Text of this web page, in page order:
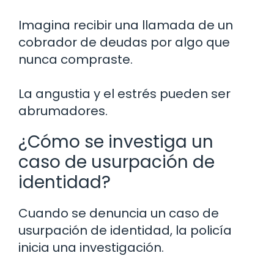
Imagina recibir una llamada de un
cobrador de deudas por algo que
nunca compraste.
La angustia y el estrés pueden ser
abrumadores.
¿Cómo se investiga un
caso de usurpación de
identidad?
Cuando se denuncia un caso de
usurpación de identidad, la policía
inicia una investigación.